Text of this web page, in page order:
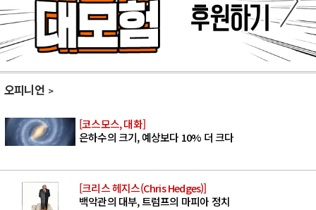
오피니언
[코스모스, 대화]
은하수의 크기, 예상보다 10% 더 크다
[크리스 헤지스(Chris Hedges)]
백악관의 대부, 트럼프의 마피아 정치